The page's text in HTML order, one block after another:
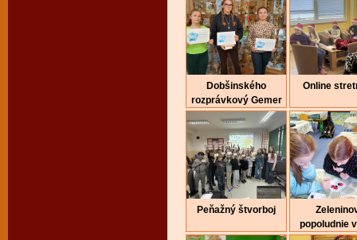
Dobšinského
rozprávkový Gemer
Online
Peňažný štvorboj
popoludnie